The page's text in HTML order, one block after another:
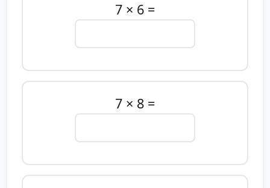
7 × 6 =
7 × 8 =